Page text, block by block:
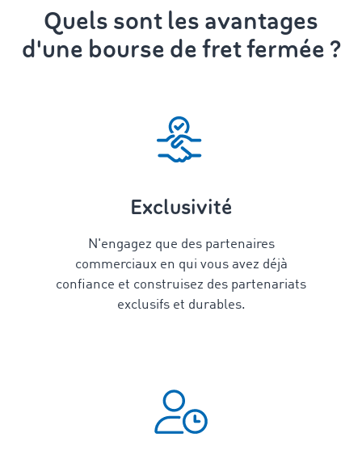
Quels sont les avantages
d'une bourse de fret fermée ?
Exclusivité
N'engagez que des partenaires
commerciaux en qui vous avez déjà
confiance et construisez des partenariats
exclusifs et durables.